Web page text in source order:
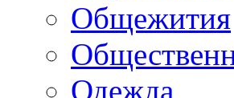
Общежития
Одежда